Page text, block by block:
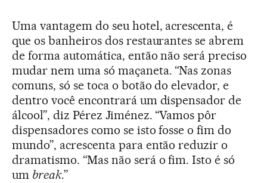
Uma vantagem do seu hotel, acrescenta, é
que os banheiros dos restaurantes se abrem
de forma automática, então não será preciso
mudar nem uma só maçaneta. “Nas zonas
comuns, só se toca o botão do elevador, e
dentro você encontrará um dispensador de
álcool”, diz Pérez Jiménez. “Vamos pôr
dispensadores como se isto fosse o fim do
mundo”, acrescenta para então reduzir o
dramatismo. “Mas não será o fim. Isto é só
um break.”